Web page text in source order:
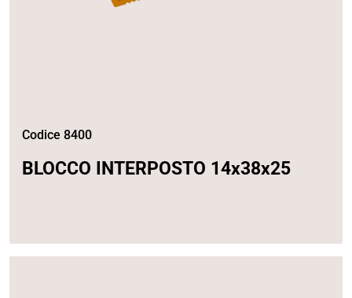
Codice 8400
BLOCCO INTERPOSTO 14x38x25